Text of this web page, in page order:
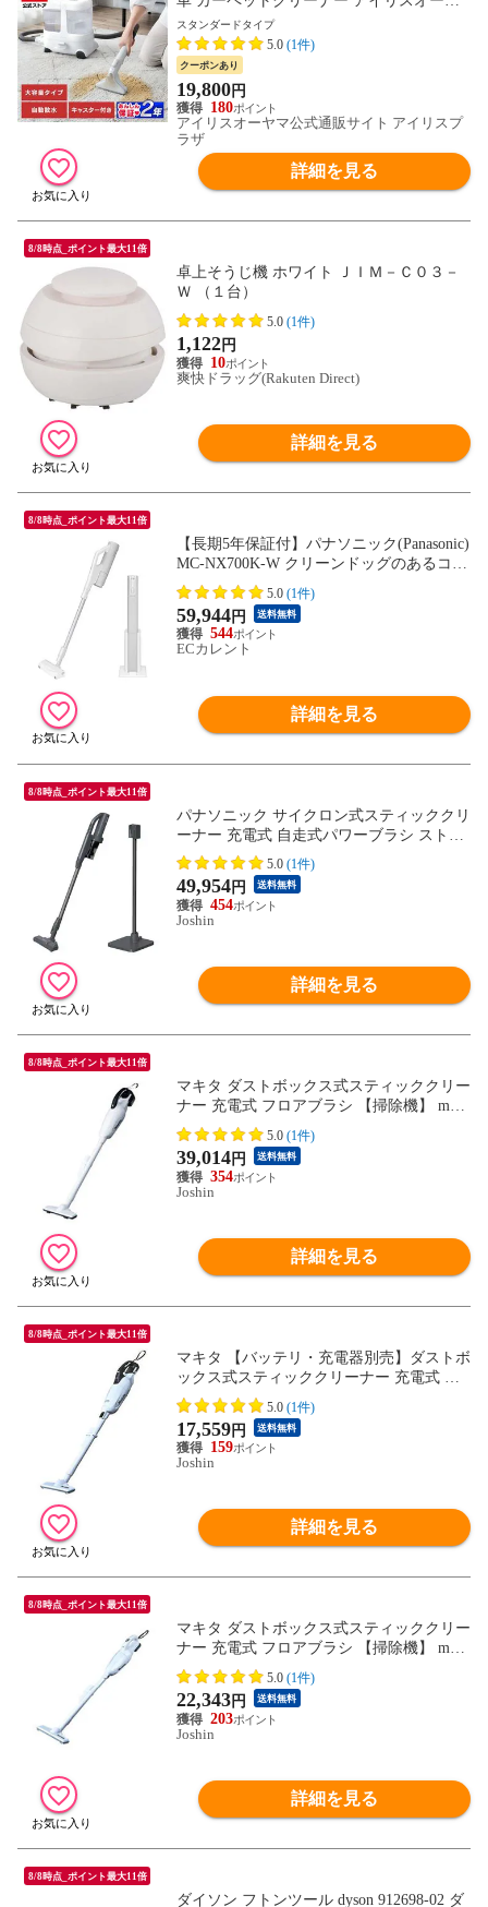
マ リンサー カーペット ノズル 絨毯 クリ
ーナー 吸引力 布 洗浄機 大容量 掃除機 大
掃除 大容量リンサークリーナー RNSP-P16
00 ホワイト 【安心延長保証対象】 [家電]
[広告]
スタンダードタイプ
5.0 (1件)
クーポンあり
19,800円
180
アイリスオーヤマ公式通販サイト アイリスプ
ラザ
詳細を見る
8/8時点_ポイント最大11倍
卓上そうじ機 ホワイト ＪＩＭ－Ｃ０３－
Ｗ （１台）
5.0 (1件)
1,122円
10
爽快ドラッグ(Rakuten Direct)
詳細を見る
8/8時点_ポイント最大11倍
【長期5年保証付】パナソニック(Panasonic)
MC-NX700K-W クリーンドッグのあるコー
ドレススティック掃除機
5.0 (1件)
59,944円 送料無料
544
ECカレント
詳細を見る
8/8時点_ポイント最大11倍
パナソニック サイクロン式スティッククリ
ーナー 充電式 自走式パワーブラシ ストー
ンブルー 【掃除機】 Panasonic MC-SB55K-
A 【返品種別A】
5.0 (1件)
49,954円 送料無料
454
Joshin
詳細を見る
8/8時点_ポイント最大11倍
マキタ ダストボックス式スティッククリー
ナー 充電式 フロアブラシ 【掃除機】 maki
ta Li-ion リチウムイオンバッテリ 14.4Vシ
リーズ【CL140FD】 CL140FDRFW 【返品
種別A】
5.0 (1件)
39,014円 送料無料
354
Joshin
詳細を見る
8/8時点_ポイント最大11倍
マキタ 【バッテリ・充電器別売】ダストボ
ックス式スティッククリーナー 充電式 フ
ロアブラシ 【掃除機】makita Li-ion リチウ
ムイオンバッテリ 18Vシリーズ CL280FDZ
W 【返品種別A】
5.0 (1件)
17,559円 送料無料
159
Joshin
詳細を見る
8/8時点_ポイント最大11倍
マキタ ダストボックス式スティッククリー
ナー 充電式 フロアブラシ 【掃除機】 maki
ta Li-ion リチウムイオンバッテリ 10.8Vシ
リーズ CL108FDSHW 【返品種別A】
5.0 (1件)
22,343円 送料無料
203
Joshin
詳細を見る
8/8時点_ポイント最大11倍
ダイソン フトンツール dyson 912698-02 ダ